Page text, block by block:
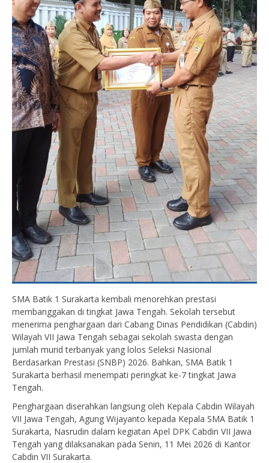
SMA Batik 1 Surakarta kembali menorehkan prestasi
membanggakan di tingkat Jawa Tengah. Sekolah tersebut
menerima penghargaan dari Cabang Dinas Pendidikan (Cabdin)
Wilayah VII Jawa Tengah sebagai sekolah swasta dengan
jumlah murid terbanyak yang lolos Seleksi Nasional
Berdasarkan Prestasi (SNBP) 2026. Bahkan, SMA Batik 1
Surakarta berhasil menempati peringkat ke-7 tingkat Jawa
Tengah.
Penghargaan diserahkan langsung oleh Kepala Cabdin Wilayah
VII Jawa Tengah, Agung Wijayanto kepada Kepala SMA Batik 1
Surakarta, Nasrudin dalam kegiatan Apel DPK Cabdin VII Jawa
Tengah yang dilaksanakan pada Senin, 11 Mei 2026 di Kantor
Cabdin VII Surakarta.